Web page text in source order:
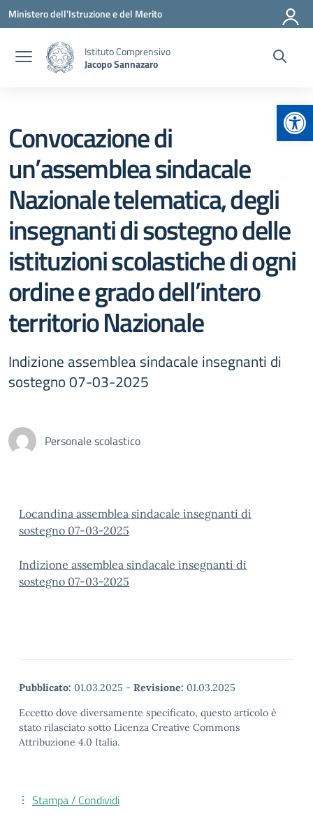
Vai ai contenuti
Vai al menu di navigazione
Vai al footer
Ministero dell'Istruzione e del Merito
Istituto Comprensivo
Jacopo Sannazaro
Convocazione di
un’assemblea sindacale
Nazionale telematica, degli
insegnanti di sostegno delle
istituzioni scolastiche di ogni
ordine e grado dell’intero
territorio Nazionale
Indizione assemblea sindacale insegnanti di
sostegno 07-03-2025
Personale scolastico
Locandina assemblea sindacale insegnanti di
sostegno 07-03-2025
Indizione assemblea sindacale insegnanti di
sostegno 07-03-2025
Pubblicato: 01.03.2025 - Revisione: 01.03.2025
Eccetto dove diversamente specificato, questo articolo è
stato rilasciato sotto Licenza Creative Commons
Attribuzione 4.0 Italia.
Stampa / Condividi